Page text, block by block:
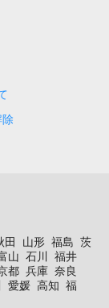
田 山形 福島 茨
山 石川
福井
都 兵庫 奈良
愛媛 高知 福